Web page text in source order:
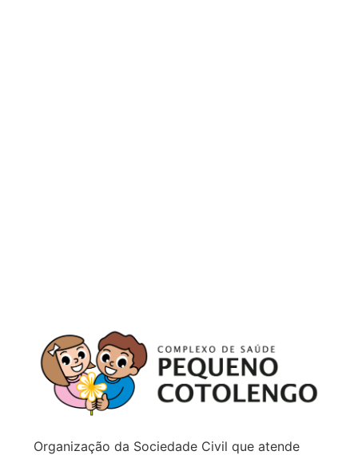
Organização da Sociedade Civil que atende